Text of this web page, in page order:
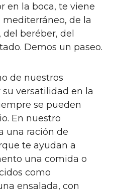
en la boca, te viene
de la
del beréber, del
Demos un paseo.
de nuestros
versatilidad en la
se pueden
En nuestro
una ración de
te ayudan a
una comida o
como
ensalada, con